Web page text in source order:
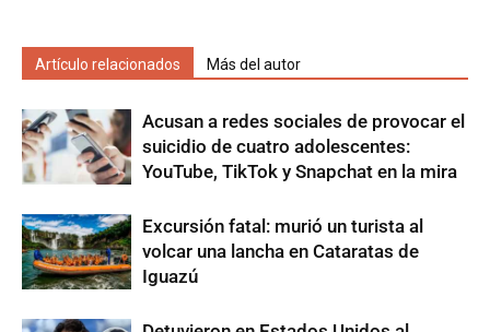
Artículo relacionados Más del autor
Acusan a redes sociales de provocar el
suicidio de cuatro adolescentes:
YouTube, TikTok y Snapchat en la mira
Excursión fatal: murió un turista al
volcar una lancha en Cataratas de
Iguazú